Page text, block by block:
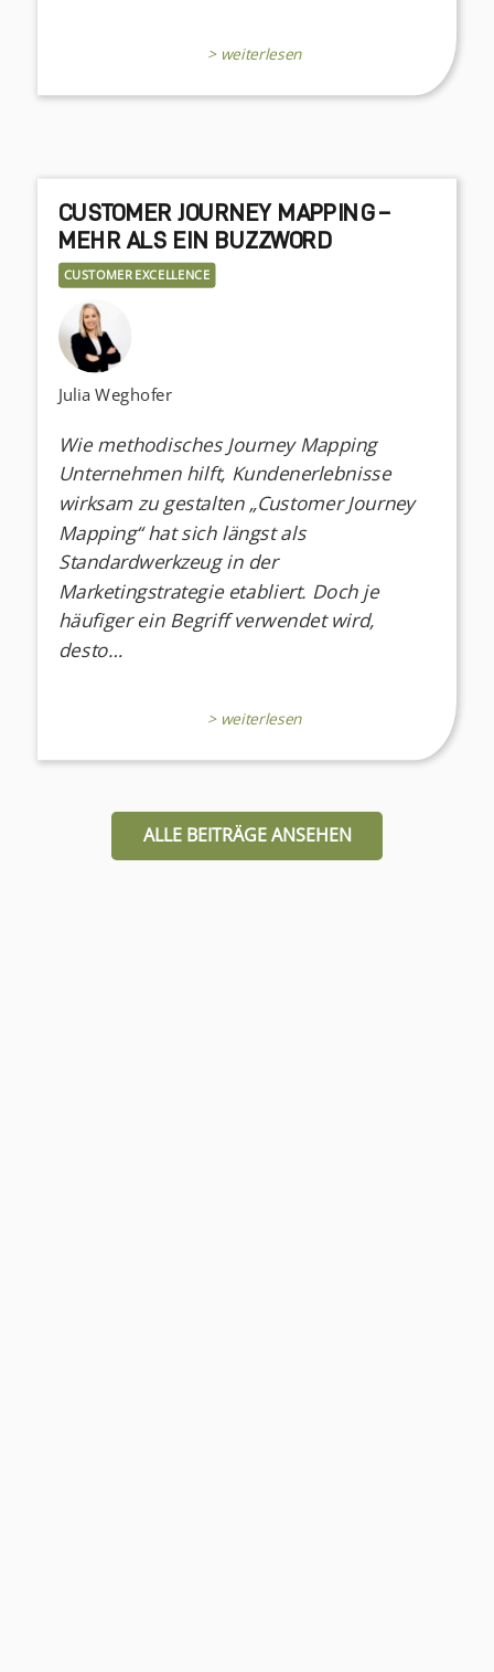
> weiterlesen
CUSTOMER JOURNEY MAPPING –
MEHR ALS EIN BUZZWORD
CUSTOMER EXCELLENCE
Julia Weghofer
Wie methodisches Journey Mapping
Unternehmen hilft, Kundenerlebnisse
wirksam zu gestalten „Customer Journey
Mapping“ hat sich längst als
Standardwerkzeug in der
Marketingstrategie etabliert. Doch je
häufiger ein Begriff verwendet wird,
desto…
> weiterlesen
ALLE BEITRÄGE ANSEHEN